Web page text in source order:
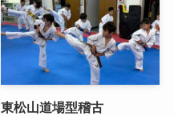
東松山道場型稽古